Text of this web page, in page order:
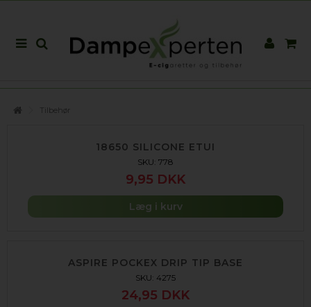
Tilbehør
18650 SILICONE ETUI
SKU: 778
9,95 DKK
Læg i kurv
ASPIRE POCKEX DRIP TIP BASE
SKU: 4275
24,95 DKK